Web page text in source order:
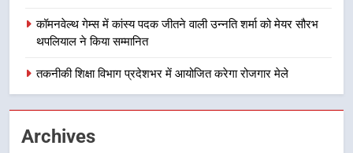
उत्तराखण्ड
1
कार्यक्रम में किया प्रतिभाग, प्रदेशवासियों
कॉमनवेल्थ गेम्स में कांस्य पदक जीतने वाली उन्नति शर्मा को मेयर सौरभ
थपलियाल ने किया सम्मानित
तकनीकी शिक्षा विभाग प्रदेशभर में आयोजित करेगा रोजगार मेले
Archives